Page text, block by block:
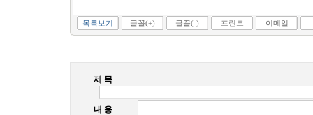
목록보기 글꼴(+) 글꼴(-) 프린트 이메일
제 목
내 용